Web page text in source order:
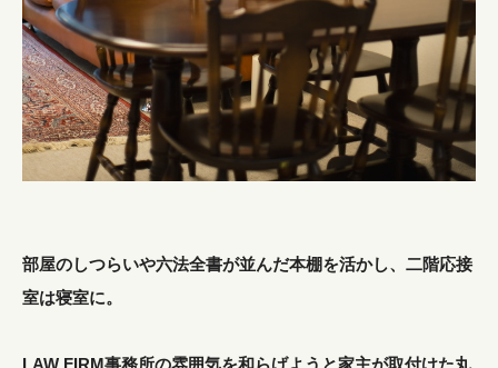
部屋のしつらいや六法全書が並んだ本棚を活かし、二階応接
室は寝室に。
LAW FIRM事務所の雰囲気を和らげようと家主が取付けた丸